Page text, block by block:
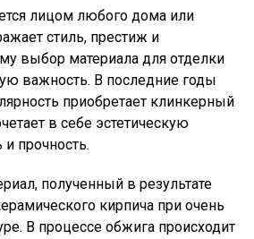
лицом любого дома или
стиль, престиж и
выбор материала для отделки
важность. В последние годы
приобретает клинкерный
в себе эстетическую
и прочность.
полученный в результате
кирпича при очень
В процессе обжига происходит